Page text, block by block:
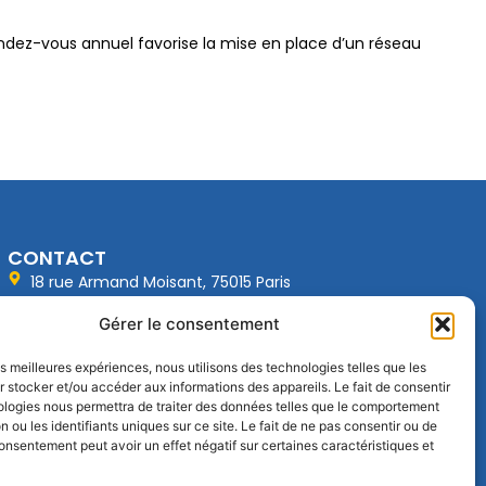
Gérer le consentement
meilleures expériences, nous utilisons des technologies telles que les
stocker et/ou accéder aux informations des appareils. Le fait de consentir
nous permettra de traiter des données telles que le comportement
ou les identifiants uniques sur ce site. Le fait de ne pas consentir ou de
peut avoir un effet négatif sur certaines caractéristiques et
vous annuel favorise la mise en place d’un réseau
CONTACT
18 rue Armand Moisant, 75015 Paris
Achat manuels
Recommandations